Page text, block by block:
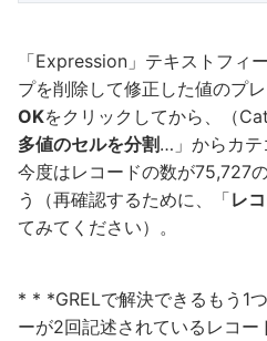
「Expression」テキストフィ
プを削除して修正した値のプ
OKをクリックしてから、（
多値のセルを分割…」からカテ
今度はレコードの数が75,727
う（再確認するために、「レ
てみてください）。
* * *GRELで解決できるもう1
ーが2回記述されているレコー